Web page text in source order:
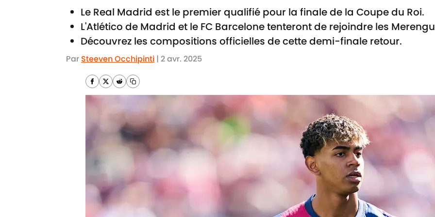
Le Real Madrid est le premier qualifié pour la finale de la Coupe du Roi.
L'Atlético de Madrid et le FC Barcelone tenteront de rejoindre les
Découvrez les compositions officielles de cette demi-finale retour.
Par Steeven Occhipinti | 2 avr. 2025